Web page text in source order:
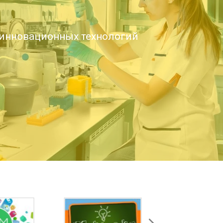
технологий